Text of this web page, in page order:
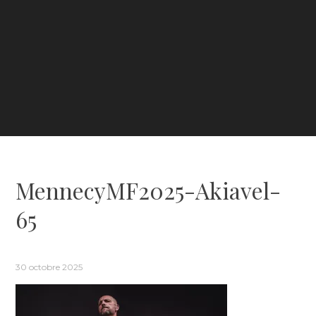
MennecyMF2025-Akiavel-
65
30 octobre 2025